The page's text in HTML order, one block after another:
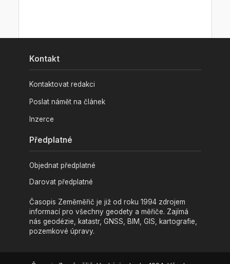
Kontakt
Kontaktovat redakci
Poslat námět na článek
Inzerce
Předplatné
Objednat předplatné
Darovat předplatné
Časopis Zeměměřič je již od roku 1994 zdrojem
informací pro všechny geodety a měřiče. Zajímá
nás geodézie, katastr, GNSS, BIM, GIS, kartografie,
pozemkové úpravy.